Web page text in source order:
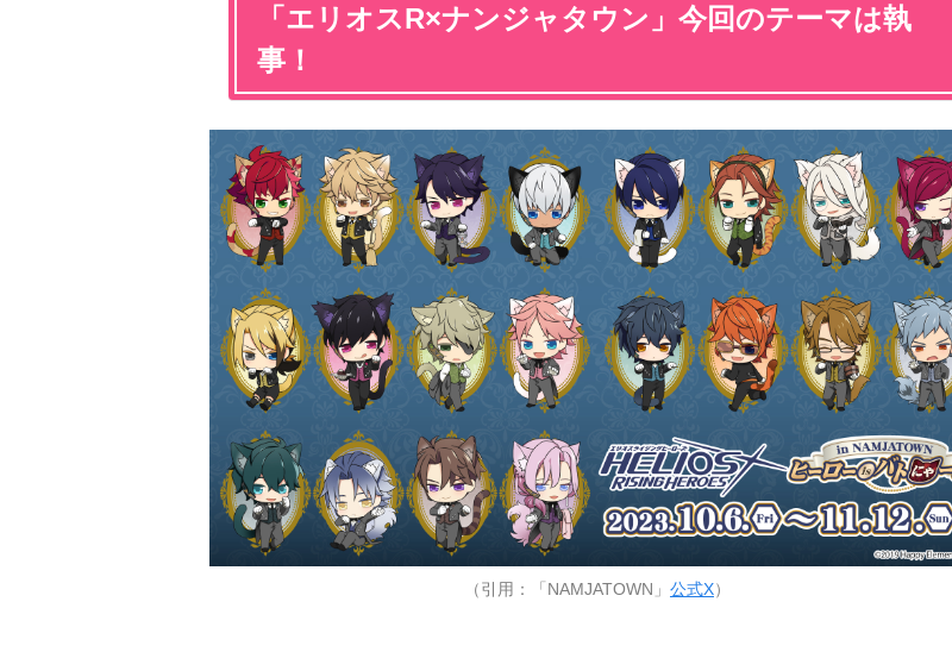
「エリオスR×ナンジャタウン」今回のテーマは執
事！
（引用：「NAMJATOWN」 公式X）